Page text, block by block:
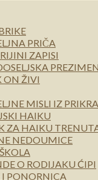
PRIČA
ZAPISI
ON ŽIVI
MISLI IZ
HAIKU
ZA HAIKU
NEDOUMICE
O RODIJAKU ĆIPI
I PONORNICA